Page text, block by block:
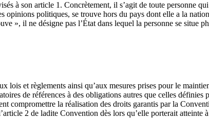
à son article 1. Concrètement, il s’agit de toute personne
opinions politiques, se trouve hors du pays dont elle a la
», il ne désigne pas l’État dans lequel la personne se situe
et règlements ainsi qu’aux mesures prises pour le
de références à des obligations autres que celles définies
compromettre la réalisation des droits garantis par la
2 de ladite Convention dès lors qu’elle porterait atteinte